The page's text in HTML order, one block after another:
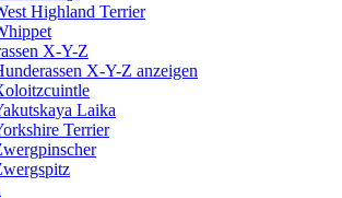
Highland Terrier
X-Y-Z
X-Y-Z anzeigen
Laika
Terrier